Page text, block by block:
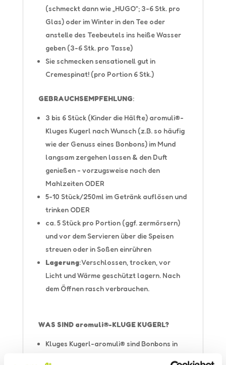
(schmeckt dann wie „HUGO“; 3-6 Stk. pro
Glas) oder im Winter in den Tee oder
anstelle des Teebeutels ins heiße Wasser
geben (3-6 Stk. pro Tasse)
Sie schmecken sensationell gut in
Cremespinat! (pro Portion 6 Stk.)
GEBRAUCHSEMPFEHLUNG:
3 bis 6 Stück (Kinder die Hälfte) aromuli®-
Kluges Kugerl nach Wunsch (z.B. so häufig
wie der Genuss eines Bonbons) im Mund
langsam zergehen lassen & den Duft
genießen - vorzugsweise nach den
Mahlzeiten ODER
5-10 Stück/250ml im Getränk auflösen und
trinken ODER
ca. 5 Stück pro Portion (ggf. zermörsern)
und vor dem Servieren über die Speisen
streuen oder in Soßen einrühren
Lagerung: Verschlossen, trocken, vor
Licht und Wärme geschützt lagern. Nach
dem Öffnen rasch verbrauchen.
WAS SIND aromuli®-KLUGE KUGERL?
Kluges Kugerl-aromuli® sind Bonbons in